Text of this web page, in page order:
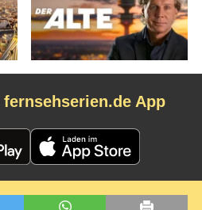
fernsehserien.de App